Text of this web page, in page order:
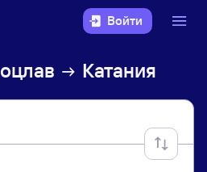
Войти
Катания